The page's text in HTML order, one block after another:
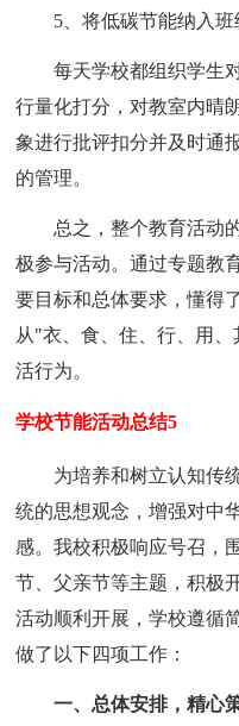
5、将低碳节能纳入班
每天学校都组织学生
行量化打分，对教室内晴
象进行批评扣分并及时通
的管理。
总之，整个教育活动
极参与活动。通过专题教
要目标和总体要求，懂得
从"衣、食、住、行、用
活行为。
学校节能活动总结5
为培养和树立认知传
统的思想观念，增强对中
感。我校积极响应号召，
节、父亲节等主题，积极
活动顺利开展，学校遵循
做了以下四项工作：
一、总体安排，精心